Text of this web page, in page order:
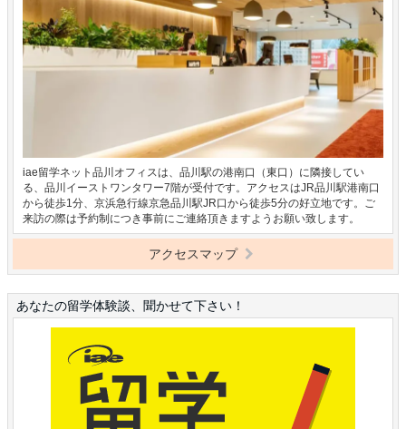
iae留学ネット品川オフィスは、品川駅の港南口（東口）に隣接してい
る、品川イーストワンタワー7階が受付です。アクセスはJR品川駅港南口
から徒歩1分、京浜急行線京急品川駅JR口から徒歩5分の好立地です。ご
来訪の際は予約制につき事前にご連絡頂きますようお願い致します。
アクセスマップ
あなたの留学体験談、聞かせて下さい！